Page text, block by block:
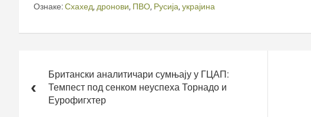
Ознаке:Схахед, дронови, ПВО, Русија, украјина
чланкаБритански аналитичари сумњају у ГЦАП:
Темпест под сенком неуспеха Торнадо и
Еурофигхтер